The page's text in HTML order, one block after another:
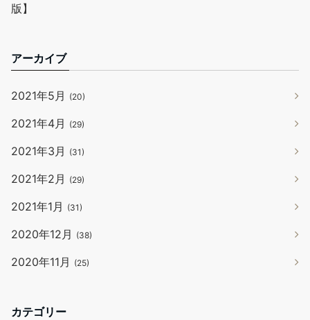
版】
アーカイブ
2021年5月 (20)
2021年4月 (29)
2021年3月 (31)
2021年2月 (29)
2021年1月 (31)
2020年12月 (38)
2020年11月 (25)
カテゴリー